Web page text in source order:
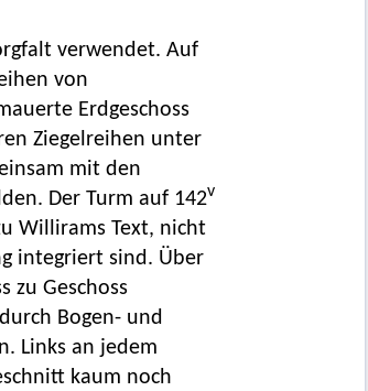
verwendet. Auf
von
Erdgeschoss
Ziegelreihen unter
mit den
Der Turm auf 142v
Willirams Text, nicht
integriert sind. Über
zu Geschoss
Bogen- und
Links an jedem
kaum noch